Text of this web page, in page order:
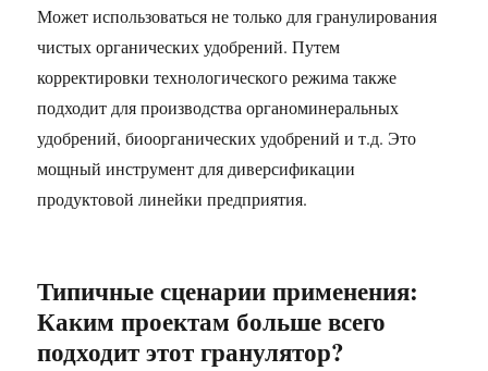
Может использоваться не только для гранулирования
чистых органических удобрений. Путем
корректировки технологического режима также
подходит для производства органоминеральных
удобрений, биоорганических удобрений и т.д. Это
мощный инструмент для диверсификации
продуктовой линейки предприятия.
Типичные сценарии применения:
Каким проектам больше всего
подходит этот гранулятор?